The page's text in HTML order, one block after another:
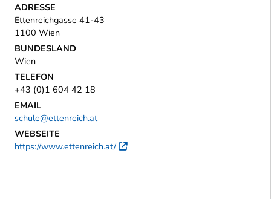
ADRESSE
Ettenreichgasse 41-43
1100 Wien
BUNDESLAND
Wien
TELEFON
+43 (0)1 604 42 18
EMAIL
schule@ettenreich.at
WEBSEITE
https://www.ettenreich.at/
Externer Link